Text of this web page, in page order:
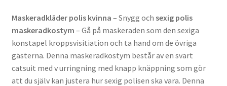
Maskeradkläder polis kvinna – Snygg och sexig polis
maskeradkostym – Gå på maskeraden som den sexiga
konstapel kroppsvisitiation och ta hand om de övriga
gästerna. Denna maskeradkostym består av en svart
catsuit med v urringning med knapp knäppning som gör
att du själv kan justera hur sexig polisen ska vara. Denna